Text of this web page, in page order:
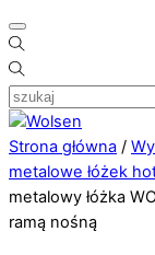
Strona główna /
metalowe łóżek
metalowy łóżka
ramą nośną